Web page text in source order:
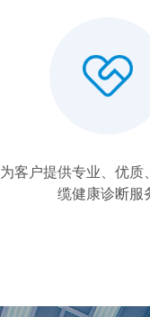
为客户提供专业、优质
缆健康诊断服